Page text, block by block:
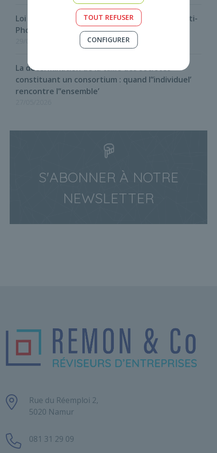
Loi programme du 29 mai 2026 - Disposition anti-
Phoenix
La détermination de la taille des sociétés
constituant un consortium : quand l’‘individuel’
rencontre l’‘ensemble’
S'ABONNER À NOTRE
NEWSLETTER
Rue du Réemploi 2,
5020 Namur
081 31 29 09
TOUT REFUSER
CONFIGURER